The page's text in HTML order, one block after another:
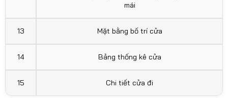
mái
13 Mặt bằng bố trí cửa
14 Bảng thống kê cửa
15 Chi tiết cửa đi